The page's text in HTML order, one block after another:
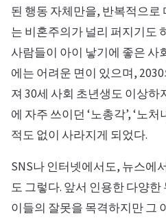
된 행동 자체만을, 반복적으로
는 비혼주의가 널리 퍼지기도
사람들이 아이 낳기에 좋은 사
에는 어려운 면이 있으며,
져 30세 사회 초년생도 이상하
에 자주 쓰이던 ‘노총각’, ‘노
적도 없이 사라지게 되었다.
SNS나 인터넷에서도, 뉴스에
도 그렇다. 앞서 인용한 다양
이들의 잘못을 목격하지만 그